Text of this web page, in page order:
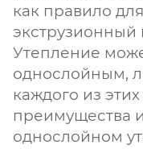
как правило
экструзионный
Утепление
однослойным,
каждого из
преимущества
однослойном